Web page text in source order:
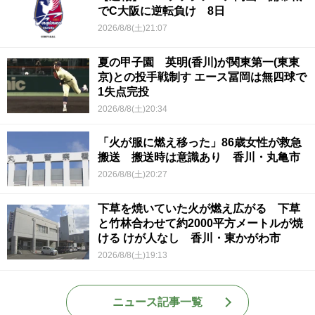
でC大阪に逆転負け 8日
2026/8/8(土)21:07
夏の甲子園 英明(香川)が関東第一(東東
京)との投手戦制す エース冨岡は無四球で
1失点完投
2026/8/8(土)20:34
「火が服に燃え移った」86歳女性が救急
搬送 搬送時は意識あり 香川・丸亀市
2026/8/8(土)20:27
下草を焼いていた火が燃え広がる 下草
と竹林合わせて約2000平方メートルが焼
ける けが人なし 香川・東かがわ市
2026/8/8(土)19:13
ニュース記事一覧